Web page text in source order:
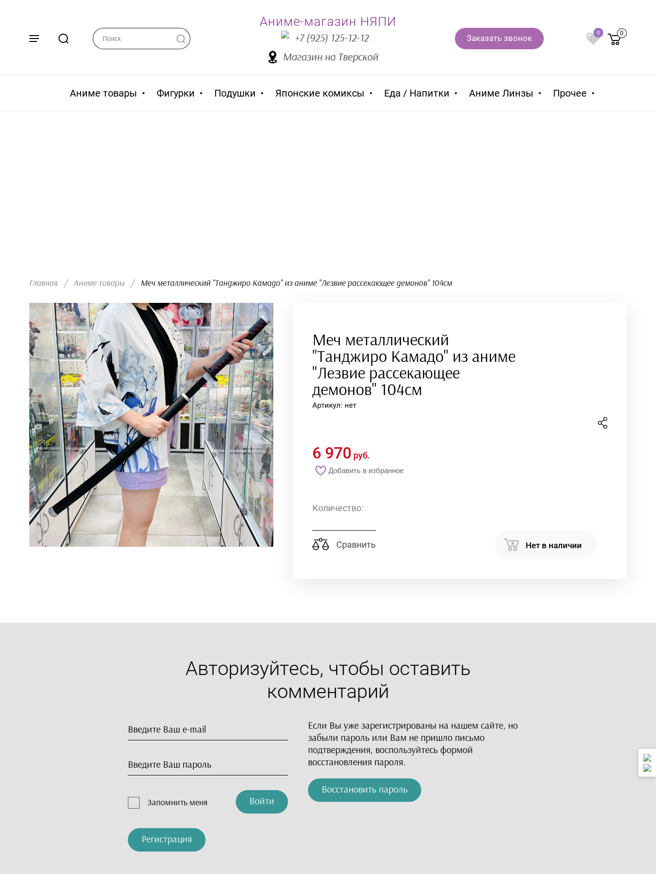
0 0
Аниме-магазин НЯПИ
+7 (925) 125-12-12
Магазин на Тверской
Заказать звонок
Аниме товары Фигурки Подушки Японские комиксы Еда / Напитки Аниме Линзы Прочее
Подушки-
обнимашки 150х50
х 5см
Рюкзаки и сумки
Рюкзаки
Ручки
Альбомы
Блокноты
Обложки для
документов
Дневники
Главная / Аниме товары /
  Меч металлический "Танджиро Камадо" из аниме "Лезвие рассекающее демонов" 104см
Меч металлический
"Танджиро Камадо" из аниме
"Лезвие рассекающее
демонов" 104см
Артикул: нет
6 970 руб.
Добавить в избранное
Количество:
Сравнить Нет в наличии
Авторизуйтесь, чтобы оставить
комментарий
Запомнить меня Войти
Регистрация
Если Вы уже зарегистрированы на нашем сайте, но
забыли пароль или Вам не пришло письмо
подтверждения, воспользуйтесь формой
восстановления пароля.
Восстановить пароль